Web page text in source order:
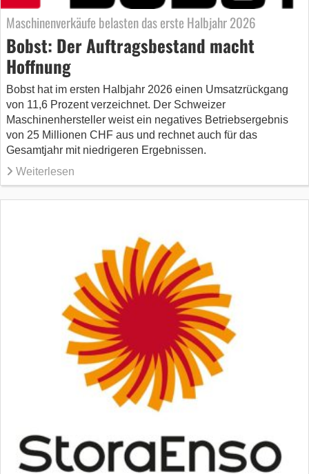
Maschinenverkäufe belasten das erste Halbjahr 2026
Bobst: Der Auftragsbestand macht
Hoffnung
Bobst hat im ersten Halbjahr 2026 einen Umsatzrückgang
von 11,6 Prozent verzeichnet. Der Schweizer
Maschinenhersteller weist ein negatives Betriebsergebnis
von 25 Millionen CHF aus und rechnet auch für das
Gesamtjahr mit niedrigeren Ergebnissen.
Weiterlesen